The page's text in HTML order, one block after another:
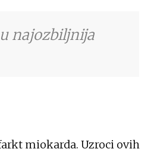
najozbiljnija
miokarda. Uzroci ovih